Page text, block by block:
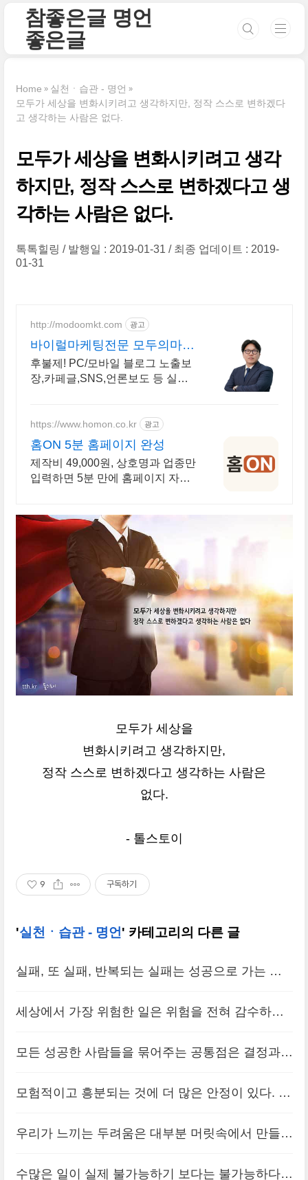
참좋은글 명언
좋은글
Home
실천ㆍ습관 - 명언
모두가 세상을 변화시키려고 생각하지만, 정작 스스로 변하겠다
고 생각하는 사람은 없다.
모두가 세상을 변화시키려고 생각
하지만, 정작 스스로 변하겠다고 생
각하는 사람은 없다.
톡톡힐링 발행일 : 2019-01-31
최종 업데이트 : 2019-
01-31
http://modoomkt.com 광고
바이럴마케팅전문 모두의마케
팅 바이럴광고진행시 검색광
고무료
후불제! PC/모바일 블로그 노출보
장,카페글,SNS,언론보도 등 실시
https://www.homon.co.kr 광고
홈ON 5분 홈페이지 완성
제작비 49,000원, 상호명과 업종만
입력하면 5분 만에 홈페이지 자동
모두가 세상을
변화시키려고 생각하지만,
정작 스스로 변하겠다고 생각하는 사람은
없다.
- 톨스토이
9 구독하기
'실천ㆍ습관 - 명언 ' 카테고리의 다른 글
실패, 또 실패, 반복되는 실패는 성공으로 가는 길
들은 실패하면서 성공을 향해 나간다.
(0)
세상에서 가장 위험한 일은 위험을 전혀 감수하려
모든 성공한 사람들을 묶어주는 공통점은 결정과
모험적이고 흥분되는 것에 더 많은 안정이 있다. 움
우리가 느끼는 두려움은 대부분 머릿속에서 만들어
수많은 일이 실제 불가능하기 보다는 불가능하다고